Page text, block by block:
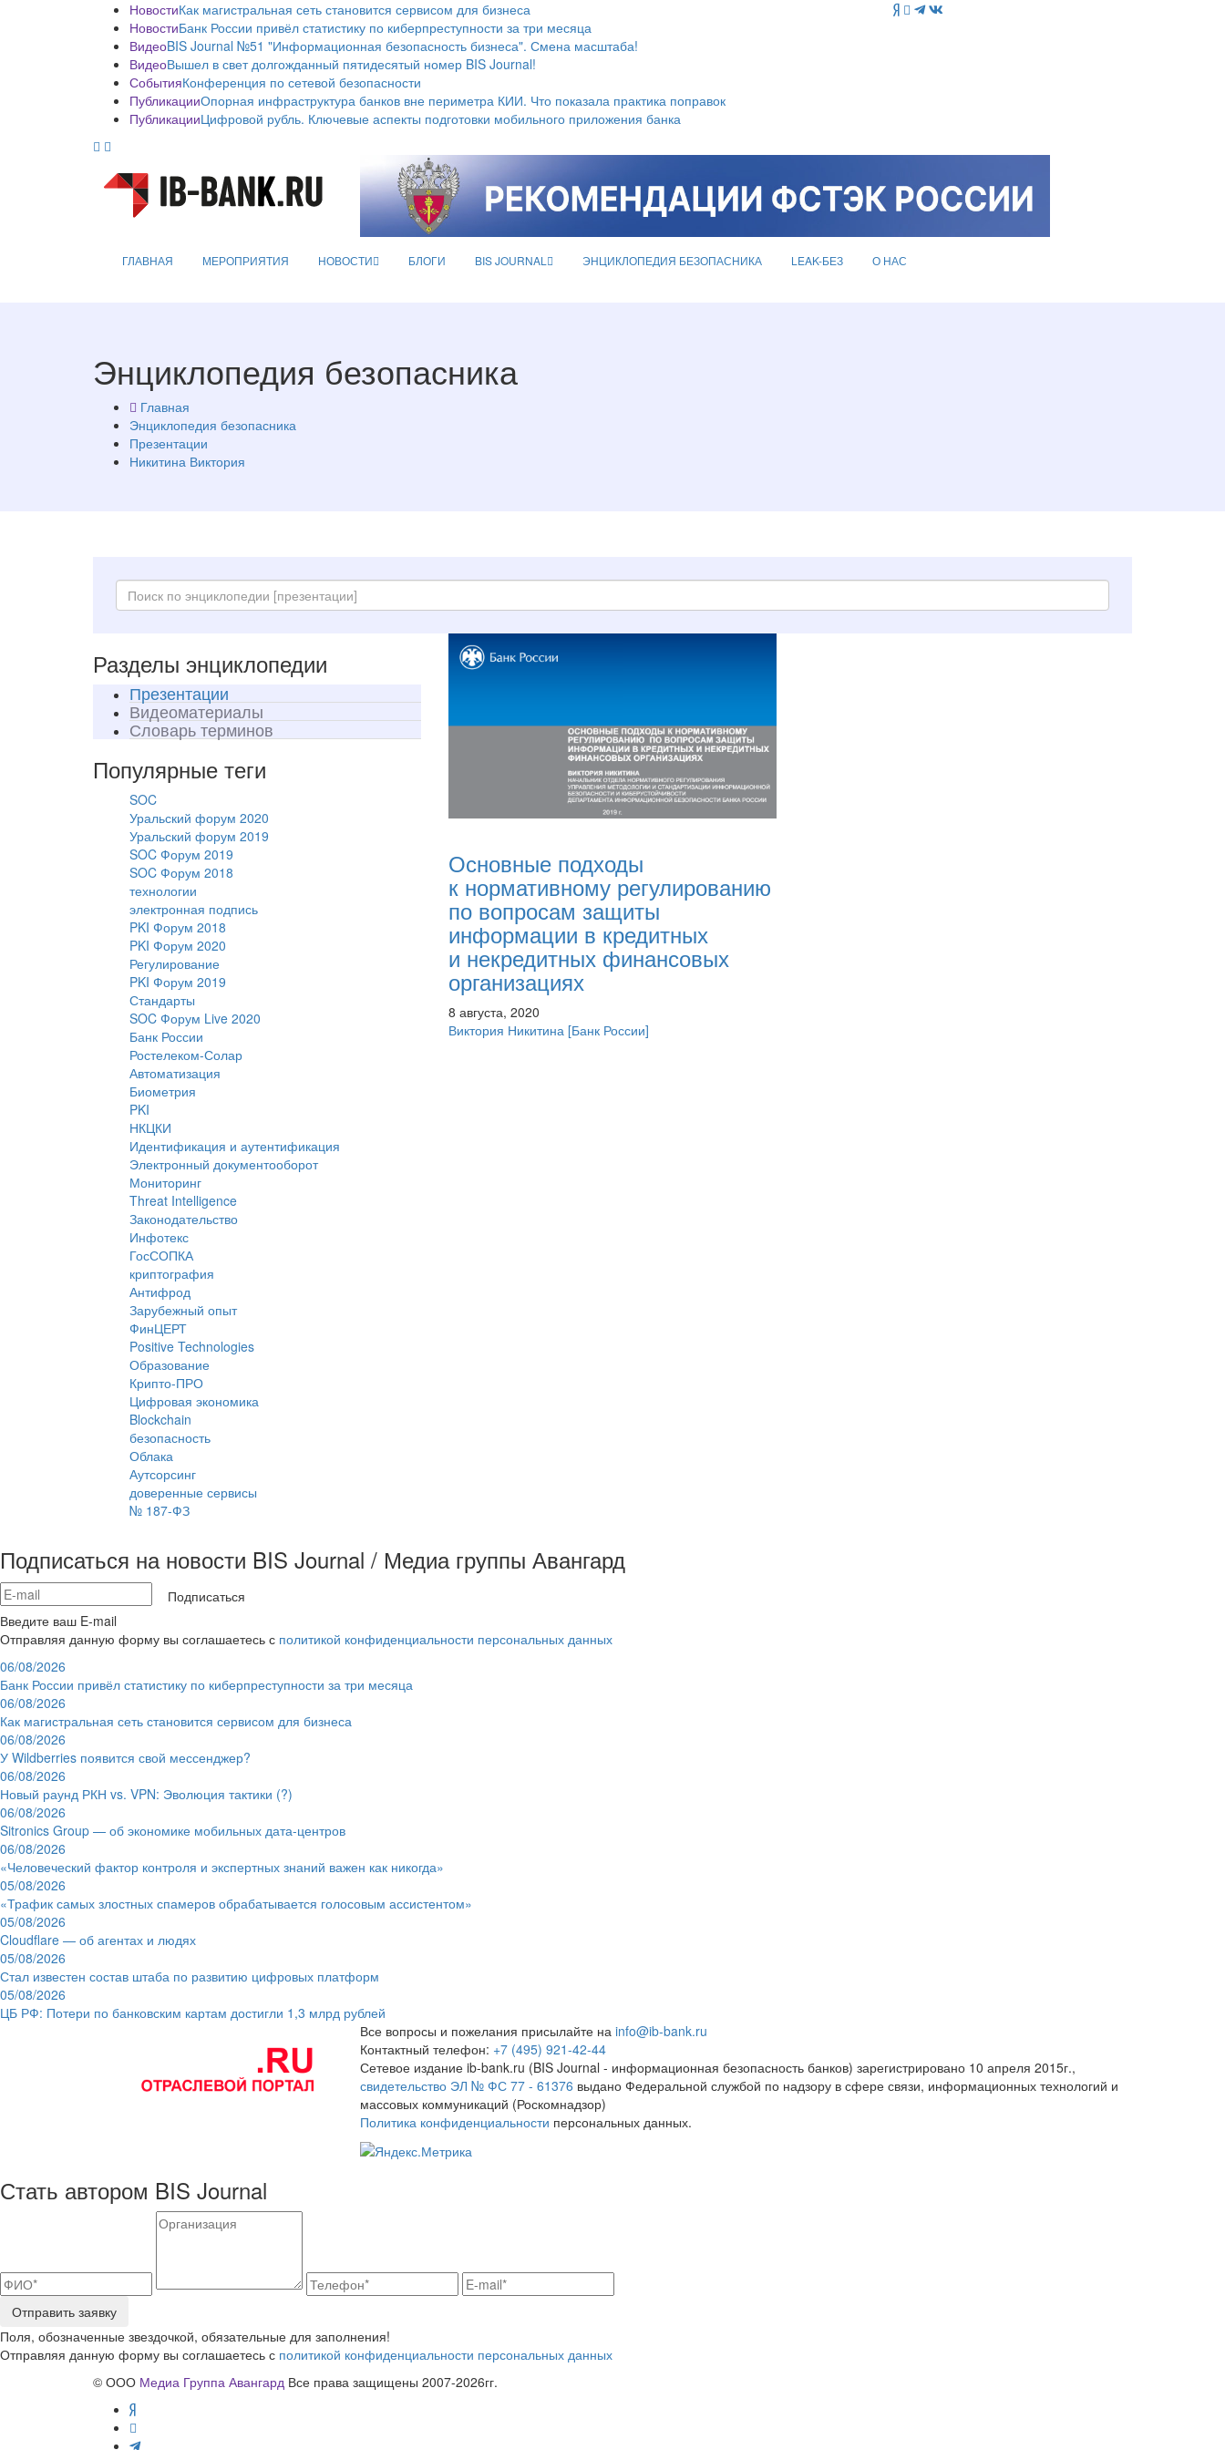
НовостиКак магистральная сеть становится сервисом для бизнеса
НовостиБанк России привёл статистику по киберпреступности за три месяца
ВидеоBIS Journal №51 "Информационная безопасность бизнеса". Смена масштаба!
ВидеоВышел в свет долгожданный пятидесятый номер BIS Journal!
СобытияКонференция по сетевой безопасности
ПубликацииОпорная инфраструктура банков вне периметра КИИ. Что показала практика поправок
ПубликацииЦифровой рубль. Ключевые аспекты подготовки мобильного приложения банка
ГЛАВНАЯ МЕРОПРИЯТИЯ НОВОСТИ БЛОГИ BIS JOURNAL ЭНЦИКЛОПЕДИЯ БЕЗОПАСНИКА LEAK-БЕЗ О НАС
Энциклопедия безопасника
Главная
Энциклопедия безопасника
Презентации
Никитина Виктория
Разделы энциклопедии
Презентации
Видеоматериалы
Словарь терминов
Популярные теги
SOC
Уральский форум 2020
Уральский форум 2019
SOC Форум 2019
SOC Форум 2018
технологии
электронная подпись
PKI Форум 2018
PKI Форум 2020
Регулирование
PKI Форум 2019
Стандарты
SOC Форум Live 2020
Банк России
Ростелеком-Солар
Автоматизация
Биометрия
PKI
НКЦКИ
Идентификация и аутентификация
Электронный документооборот
Мониторинг
Threat Intelligence
Законодательство
Инфотекс
ГосСОПКА
криптография
Антифрод
Зарубежный опыт
ФинЦЕРТ
Positive Technologies
Образование
Крипто-ПРО
Цифровая экономика
Blockchain
безопасность
Облака
Аутсорсинг
доверенные сервисы
№ 187-ФЗ
Основные подходы
к нормативному регулированию
по вопросам защиты
информации в кредитных
и некредитных финансовых
организациях
8 августа, 2020
Виктория Никитина [Банк России]
Подписаться на новости BIS Journal / Медиа группы Авангард
Подписаться
Введите ваш E-mail
Отправляя данную форму вы соглашаетесь с политикой конфиденциальности персональных данных
06/08/2026
Банк России привёл статистику по киберпреступности за три месяца
06/08/2026
Как магистральная сеть становится сервисом для бизнеса
06/08/2026
У Wildberries появится свой мессенджер?
06/08/2026
Новый раунд РКН vs. VPN: Эволюция тактики (?)
06/08/2026
Sitronics Group — об экономике мобильных дата-центров
06/08/2026
«Человеческий фактор контроля и экспертных знаний важен как никогда»
05/08/2026
«Трафик самых злостных спамеров обрабатывается голосовым ассистентом»
05/08/2026
Cloudflare — об агентах и людях
05/08/2026
Стал известен состав штаба по развитию цифровых платформ
05/08/2026
ЦБ РФ: Потери по банковским картам достигли 1,3 млрд рублей
Все вопросы и пожелания присылайте на info@ib-bank.ru
Контактный телефон: +7 (495) 921-42-44
Сетевое издание ib-bank.ru (BIS Journal - информационная безопасность банков) зарегистрировано 10 апреля 2015г.,
свидетельство ЭЛ № ФС 77 - 61376 выдано Федеральной службой по надзору в сфере связи, информационных технологий и
массовых коммуникаций (Роскомнадзор)
Политика конфиденциальности персональных данных.
Стать автором BIS Journal
Отправить заявку
Поля, обозначенные звездочкой, обязательные для заполнения!
Отправляя данную форму вы соглашаетесь с политикой конфиденциальности персональных данных
© ООО Медиа Группа Авангард Все права защищены 2007-2026гг.